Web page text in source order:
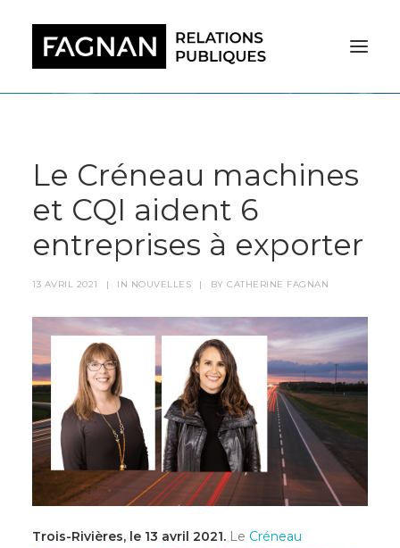
RECHERCHE
Le Créneau machines
et CQI aident 6
entreprises à exporter
13 AVRIL 2021 | IN NOUVELLES | BY CATHERINE FAGNAN
Trois-Rivières, le 13 avril 2021. Le Créneau